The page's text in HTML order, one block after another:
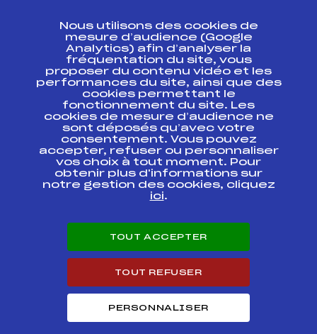
Ressources
Pass’Neige
Projet sportif fédéral
Projet de performance fédéral
Antidopage
Pôle Développement, Formation, Suivi
Scientifique
Listes ministérielles
Pôle vie de l’athlète
Enseignement professionnel
Carrières
Nous utilisons des cookies de
mesure d’audience (Google
Analytics) afin d’analyser la
fréquentation du site, vous
proposer du contenu vidéo et les
performances du site, ainsi que des
cookies permettant le
fonctionnement du site. Les
cookies de mesure d’audience ne
sont déposés qu’avec votre
consentement. Vous pouvez
accepter, refuser ou personnaliser
vos choix à tout moment. Pour
obtenir plus d'informations sur
notre gestion des cookies, cliquez
ici.
TOUT ACCEPTER
TOUT REFUSER
PERSONNALISER